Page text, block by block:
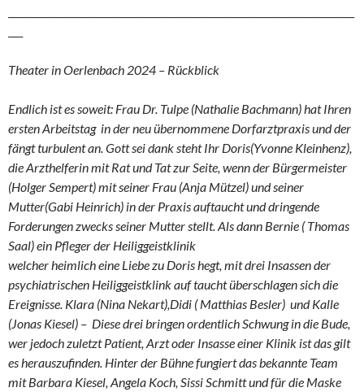
Theater in Oerlenbach 2024 – Rückblick
Endlich ist es soweit: Frau Dr. Tulpe (Nathalie Bachmann) hat Ihren
ersten Arbeitstag in der neu übernommene Dorfarztpraxis und der
fängt turbulent an. Gott sei dank steht Ihr Doris(Yvonne Kleinhenz),
die Arzthelferin mit Rat und Tat zur Seite, wenn der Bürgermeister
(Holger Sempert) mit seiner Frau (Anja Mützel) und seiner
Mutter(Gabi Heinrich) in der Praxis auftaucht und dringende
Forderungen zwecks seiner Mutter stellt. Als dann Bernie ( Thomas
Saal) ein Pfleger der Heiliggeistklinik
welcher heimlich eine Liebe zu Doris hegt, mit drei Insassen der
psychiatrischen Heiliggeistklink auf taucht überschlagen sich die
Ereignisse. Klara (Nina Nekart),Didi ( Matthias Besler) und Kalle
(Jonas Kiesel) – Diese drei bringen ordentlich Schwung in die Bude,
wer jedoch zuletzt Patient, Arzt oder Insasse einer Klinik ist das gilt
es herauszufinden. Hinter der Bühne fungiert das bekannte Team
mit Barbara Kiesel, Angela Koch, Sissi Schmitt und für die Maske